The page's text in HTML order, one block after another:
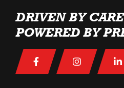
DRIVEN BY CARE.
POWERED BY